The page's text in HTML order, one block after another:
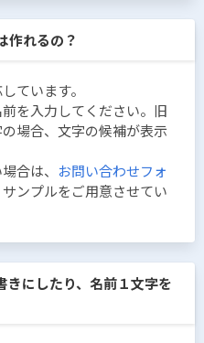
作れるの？
ています。
を入力してください。旧
場合、文字の候補が表示
合は、 お問い合わせフォ
ンプルをご用意させてい
きにしたり、名前１文字を